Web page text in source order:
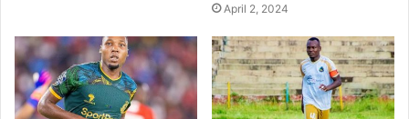
April 2, 2024